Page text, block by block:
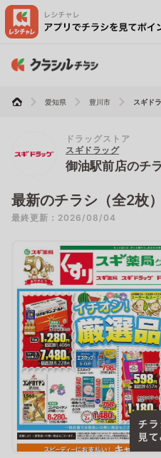
愛知県 豊川市 スギド
ドラッグストア
スギドラッグ
御油駅前店のチ
最新のチラシ（全2枚）
最終更新：2026/08/04